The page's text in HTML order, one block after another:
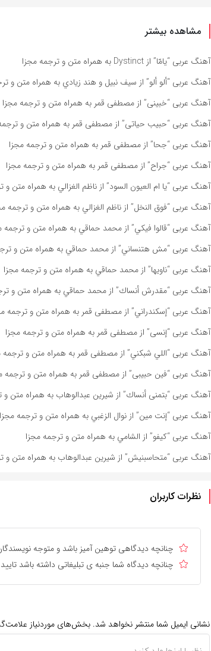
مشاهده بیشتر
آهنگ عربی “يامّا” از Dystinct به همراه متن و ترجمه مجزا
آهنگ عربی “ألو ألو” از سيف نبيل و هند زيادي به همراه متن و
آهنگ عربی “خبينى” از مصطفى قمر به همراه متن و ترجمه مجزا
آهنگ عربی “حبيب حياتى” از مصطفى قمر به همراه متن و
آهنگ عربی “جحا” از مصطفى قمر به همراه متن و ترجمه مجزا
آهنگ عربی “جراح” از مصطفى قمر به همراه متن و ترجمه مجزا
آهنگ عربی “يا ام العيون السود” از ناظم الغزالي به همراه متن و
آهنگ عربی “فوق النخل” از ناظم الغزالي به همراه متن و ترجمه
آهنگ عربی “قالوا فيكي” از محمد حماقي به همراه متن و ترجمه
آهنگ عربی “مش هتنساني” از محمد حماقي به همراه متن و
آهنگ عربی “ناویها” از محمد حماقي به همراه متن و ترجمه مجزا
آهنگ عربی “مقدرش أنساك” از محمد حماقي به همراه متن و
آهنگ عربی “إسكندراني” از مصطفى قمر به همراه متن و ترجمه
آهنگ عربی “إنسى” از مصطفى قمر به همراه متن و ترجمه مجزا
آهنگ عربی “اللي شبكني” از مصطفى قمر به همراه متن و ترجمه
آهنگ عربی “فين حبيبى” از مصطفى قمر به همراه متن و ترجمه
آهنگ عربی “بتمنى أنساك” از شیرین عبدالوهاب به همراه متن و
آهنگ عربی “إنت مين” از نوال الزغبي به همراه متن و ترجمه مجزا
آهنگ عربی “كيفو” از الشامي به همراه متن و ترجمه مجزا
آهنگ عربی “متحاسبنیش” از شیرین عبدالوهاب به همراه متن و
نظرات کاربران
چنانچه دیدگاهی توهین آمیز باشد و متوجه
چنانچه دیدگاه شما جنبه ی تبلیغاتی داشته باشد
نشانی ایمیل شما منتشر نخواهد شد. بخش‌های موردنیاز